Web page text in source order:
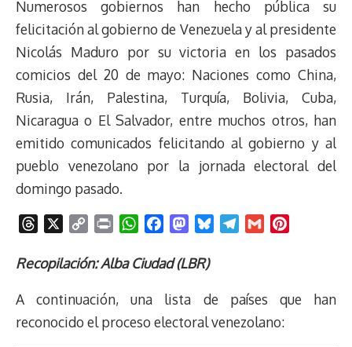
Numerosos gobiernos han hecho pública su
felicitación al gobierno de Venezuela y al presidente
Nicolás Maduro por su victoria en los pasados
comicios del 20 de mayo: Naciones como China,
Rusia, Irán, Palestina, Turquía, Bolivia, Cuba,
Nicaragua o El Salvador, entre muchos otros, han
emitido comunicados felicitando al gobierno y al
pueblo venezolano por la jornada electoral del
domingo pasado.
r
a
d
p
L
i
i
t
W
a
s
A
c
b
o
M
s
o
d
s
k
g
r
l
e
Recopilación: Alba Ciudad (LBR)
A continuación, una lista de países que han
reconocido el proceso electoral venezolano: